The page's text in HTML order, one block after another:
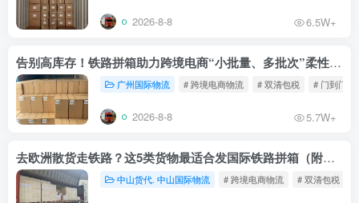
2026-8-8 6.5W+
告别高库存！铁路拼箱助力跨境电商“小批量、多批次”柔性补货
广州国际物流 # 跨境电商物流 # 双清包税 # 门到门物
2026-8-8 5.7W+
去欧洲散货走铁路？这5类货物最适合发国际铁路拼箱（附禁运清单）
中山货代. 中山国际物流 # 跨境电商物流 # 双清包税